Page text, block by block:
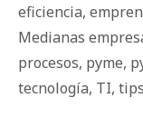
eficiencia,
Medianas
procesos, pyme,
tecnología, TI, tips